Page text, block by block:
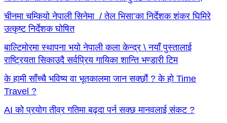
चीनमा चम्कियो नेपाली सिनेमा / तेल भिसा’का निर्देशक शंकर घिमिरे
उत्कृष्ट निर्देशक घोषित
बाल्टिमोरमा स्थापना भयो नेपाली कला केन्द्र \ नयाँ पुस्तालाई
राष्ट्रियता सिकाउदै सर्वप्रिय गायिका शान्ति भण्डारी टिम
के हामी साँच्चै भविष्य वा भूतकालमा जान सक्छौं ? के हो Time
Travel ?
AI को प्रयोग तीव्र गतिमा बढ्दा पर्न सक्छ मानवलाई संकट ?